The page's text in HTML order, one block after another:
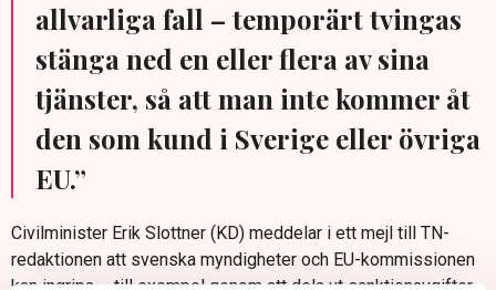
allvarliga fall – temporärt tvingas
stänga ned en eller flera av sina
tjänster, så att man inte kommer åt
den som kund i Sverige eller övriga
EU.”
Civilminister Erik Slottner (KD) meddelar i ett mejl till TN-
redaktionen att svenska myndigheter och EU-kommissionen